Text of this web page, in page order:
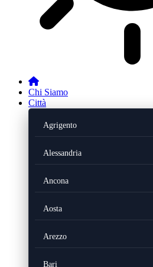
Chi Siamo
Città
Agrigento
Alessandria
Ancona
Aosta
Arezzo
Bari